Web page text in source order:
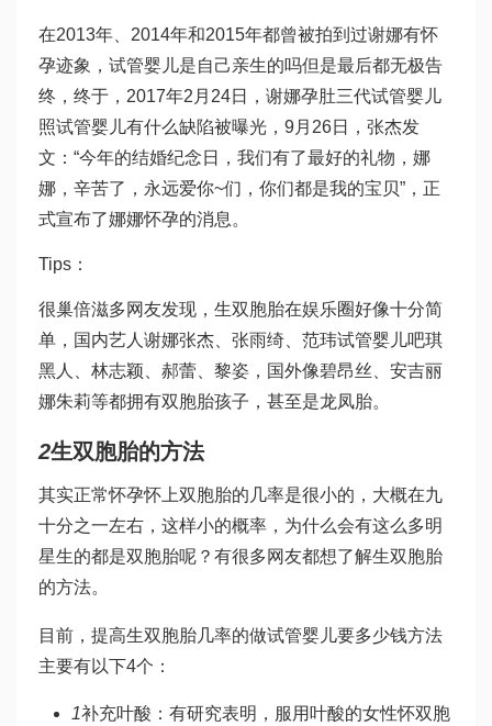
在2013年、2014年和2015年都曾被拍到过谢娜有怀
孕迹象， 试管婴儿是自己亲生的吗但是最后都无极告
终，终于，2017年2月24日，谢娜孕肚三代试管婴儿
照试管婴儿有什么缺陷被曝光，9月26日，张杰发
文：“今年的结婚纪念日，我们有了最好的礼物，娜
娜，辛苦了，永远爱你~们，你们都是我的宝贝”，正
式宣布了娜娜怀孕的消息。
Tips：
很巢倍滋多网友发现，生双胞胎在娱乐圈好像十分简
单，国内艺人谢娜张杰、张雨绮、范玮试管婴儿吧琪
黑人、林志颖、郝蕾、黎姿，国外像碧昂丝、安吉丽
娜朱莉等都拥有双胞胎孩子，甚至是龙凤胎。
2生双胞胎的方法
其实正常怀孕怀上双胞胎的几率是很小的，大概在九
十分之一左右，这样小的概率，为什么会有这么多明
星生的都是双胞胎呢？有很多网友都想了解生双胞胎
的方法。
目前，提高生双胞胎几率的做试管婴儿要多少钱方法
主要有以下4个：
1补充叶酸：有研究表明，服用叶酸的女性怀双胞